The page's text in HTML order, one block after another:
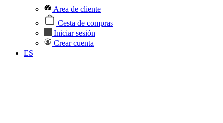
Area de cliente
Cesta de compras
Iniciar sesión
Crear cuenta
ES